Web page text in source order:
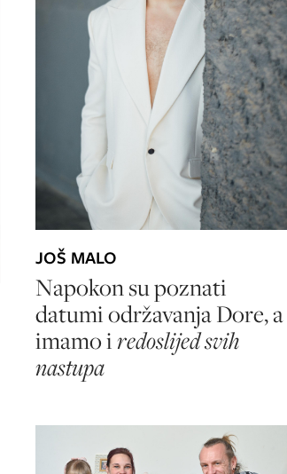
JOŠ MALO
Napokon su poznati
datumi održavanja Dore, a
imamo iredoslijed svih
nastupa